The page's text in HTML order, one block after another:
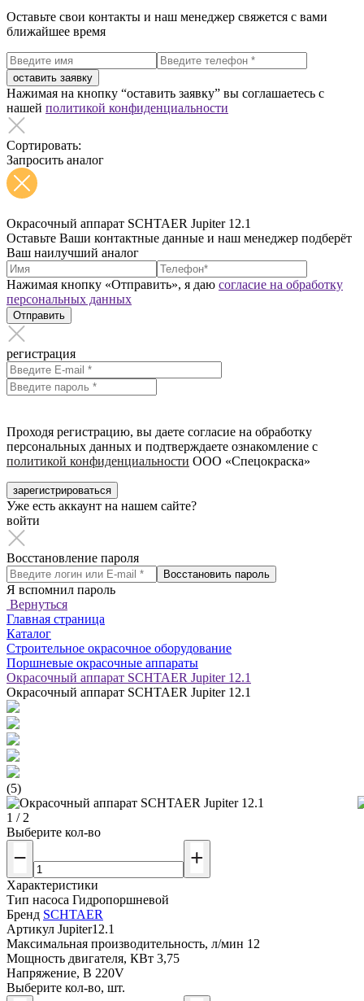
Оставьте свои контакты и наш менеджер свяжется с вами
ближайшее время
оставить заявку
Нажимая на кнопку “оставить заявку” вы соглашаетесь с
нашей политикой конфиденциальности
Сортировать:
Запросить аналог
Окрасочный аппарат SCHTAER Jupiter 12.1
Оставьте Ваши контактные данные и наш менеджер подберёт
Ваш наилучший аналог
Нажимая кнопку «Отправить», я даю согласие на обработку
персональных данных
Отправить
регистрация
Проходя регистрацию, вы даете согласие на обработку
персональных данных и подтверждаете ознакомление с
политикой конфиденциальности ООО «Спецокраска»
зарегистрироваться
Уже есть аккаунт на нашем сайте?
войти
Восстановление пароля
Восстановить пароль
Я вспомнил пароль
Вернуться
Главная страница
Каталог
Строительное окрасочное оборудование
Поршневые окрасочные аппараты
Окрасочный аппарат SCHTAER Jupiter 12.1
Окрасочный аппарат SCHTAER Jupiter 12.1
(5)
1 / 2
Выберите кол-во
Характеристики
Тип насоса Гидропоршневой
Бренд SCHTAER
Артикул Jupiter12.1
Максимальная производительность, л/мин 12
Мощность двигателя, КВт 3,75
Напряжение, В 220V
Выберите кол-во, шт.